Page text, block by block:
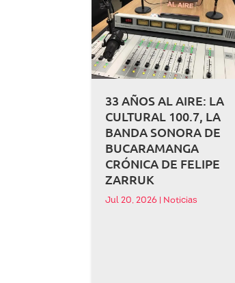
33 AÑOS AL AIRE: LA
CULTURAL 100.7, LA
BANDA SONORA DE
BUCARAMANGA
CRÓNICA DE FELIPE
ZARRUK
Jul 20, 2026 Noticias